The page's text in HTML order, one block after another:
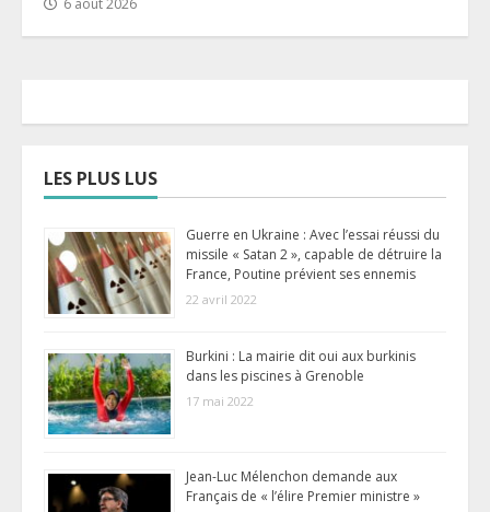
6 août 2026
LES PLUS LUS
Guerre en Ukraine : Avec l’essai réussi du
missile « Satan 2 », capable de détruire la
France, Poutine prévient ses ennemis
22 avril 2022
Burkini : La mairie dit oui aux burkinis
dans les piscines à Grenoble
17 mai 2022
Jean-Luc Mélenchon demande aux
Français de « l’élire Premier ministre »